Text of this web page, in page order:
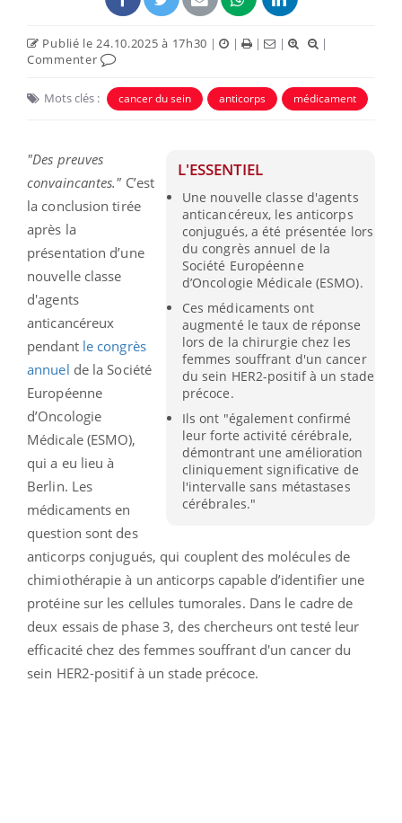
Publié le 24.10.2025 à 17h30 | | | |
|
Commenter
Mots clés : cancer du sein anticorps médicament
L'ESSENTIEL
Une nouvelle classe d'agents
anticancéreux, les anticorps
conjugués, a été présentée lors
du congrès annuel de la
Société Européenne
d’Oncologie Médicale (ESMO).
Ces médicaments ont
augmenté le taux de réponse
lors de la chirurgie chez les
femmes souffrant d'un cancer
du sein HER2-positif à un stade
précoce.
Ils ont "également confirmé
leur forte activité cérébrale,
démontrant une amélioration
cliniquement significative de
l'intervalle sans métastases
cérébrales."
"Des preuves
convaincantes." C’est
la conclusion tirée
après la
présentation d’une
nouvelle classe
d'agents
anticancéreux
pendant le congrès
annuel de la Société
Européenne
d’Oncologie
Médicale (ESMO),
qui a eu lieu à
Berlin. Les
médicaments en
question sont des
anticorps conjugués, qui couplent des molécules de
chimiothérapie à un anticorps capable d’identifier une
protéine sur les cellules tumorales. Dans le cadre de
deux essais de phase 3, des chercheurs ont testé leur
efficacité chez des femmes souffrant d'un cancer du
sein HER2-positif à un stade précoce.